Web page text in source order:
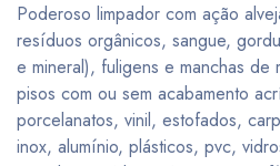
Poderoso limpador com ação
resíduos orgânicos, sangue,
e mineral), fuligens e manchas
pisos com ou sem acabamento
porcelanatos, vinil, estofados,
inox, alumínio, plásticos, pvc,